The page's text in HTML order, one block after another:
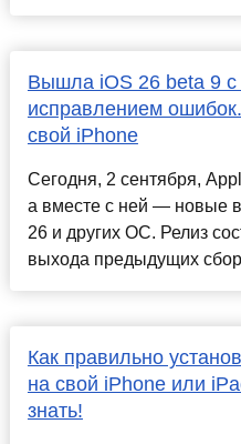
Вышла iOS 26 beta 9 с
исправлением
свой iPhone
Сегодня, 2 сентября,
а вместе с ней — новые
26 и других ОС. Релиз
выхода предыдущих
Как правильно
на свой iPhone или
знать!